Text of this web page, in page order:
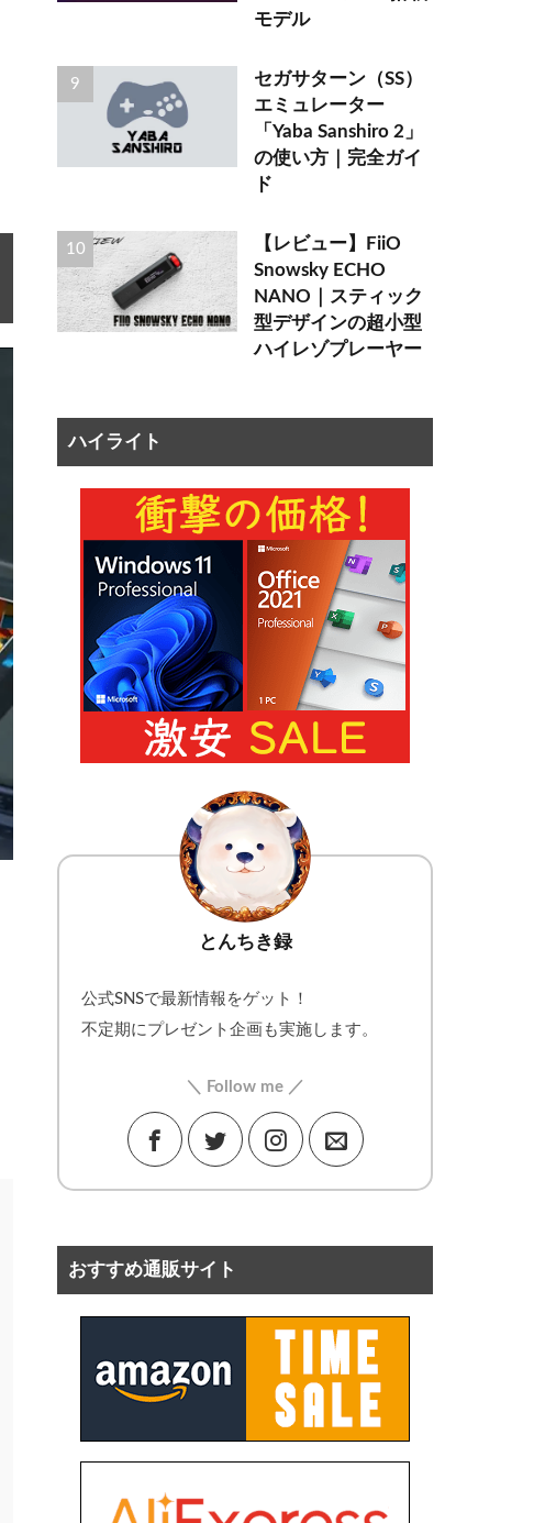
モデル
セガサターン（SS）
エミュレーター
「Yaba Sanshiro 2」
の使い方｜完全ガイ
ド
【レビュー】FiiO
Snowsky ECHO
NANO｜スティック
型デザインの超小型
ハイレゾプレーヤー
ハイライト
とんちき録
公式SNSで最新情報をゲット！
不定期にプレゼント企画も実施します。
＼ Follow me ／
おすすめ通販サイト